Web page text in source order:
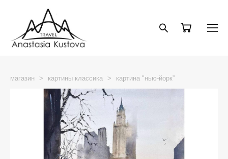
магазин > картины классика > картина "нью-йорк”